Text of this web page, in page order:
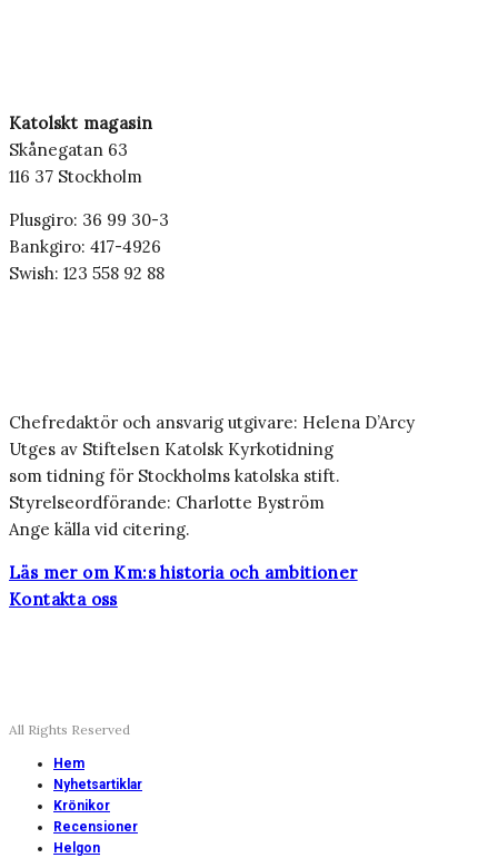
Katolskt magasin
Skånegatan 63
116 37 Stockholm
Plusgiro: 36 99 30-3
Bankgiro: 417-4926
Swish: 123 558 92 88
Chefredaktör och ansvarig utgivare: Helena D’Arcy
Utges av Stiftelsen Katolsk Kyrkotidning
som tidning för Stockholms katolska stift.
Styrelseordförande: Charlotte Byström
Ange källa vid citering.
Läs mer om Km:s historia och ambitioner
Kontakta oss
All Rights Reserved
Hem
Nyhetsartiklar
Krönikor
Recensioner
Helgon